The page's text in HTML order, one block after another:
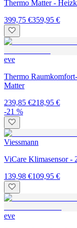
Thermo Matter -
399,75 €359,95 €
eve
Thermo
Matter
239,85 €218,95 €
-21 %
Viessmann
ViCare Klimasensor -
139,98 €109,95 €
eve